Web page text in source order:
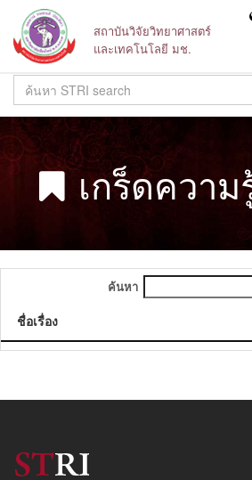
สถาบันวิจัยวิทยาศาสตร์
และเทคโนโลยี มช.
เกร็ดความ
ค้นหา
ชื่อเรื่อง